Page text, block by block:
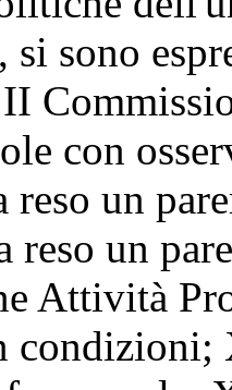
sono
con
reso un
reso un
Attività
condizioni;